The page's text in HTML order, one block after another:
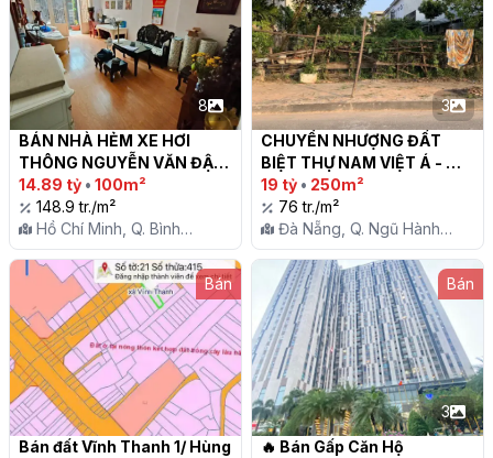
8
BÁN NHÀ HẺM XE HƠI
THÔNG NGUYỄN VĂN ĐẬU,
P11, BÌNH THẠNH
14.89 tỷ • 100m²
148.9 tr./m²
Hồ Chí Minh, Q. Bình
Thạnh, P. 11
3
CHUYỂN NHƯỢNG ĐẤT
BIỆT THỰ NAM VIỆT Á -
CẠNH SÔNG HÀN
19 tỷ • 250m²
76 tr./m²
Đà Nẵng, Q. Ngũ Hành
Sơn, P. Khuê Mỹ
Bán
Bán đất Vĩnh Thanh 1/ Hùng
Bán
3
🔥 Bán Gấp Căn Hộ